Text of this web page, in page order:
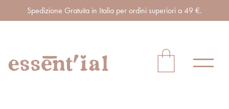
Spedizione Gratuita in Italia per ordini superiori a 49 €.